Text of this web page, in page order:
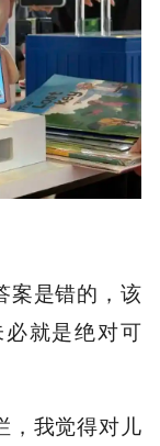
案是错的，该
就是绝对可
，我觉得对儿